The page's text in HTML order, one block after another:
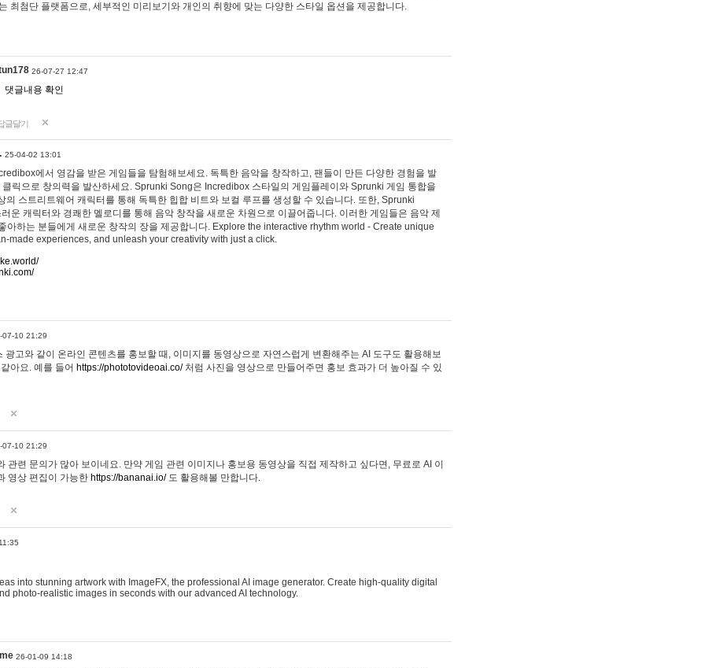
최첨단 플랫폼으로, 세부적인 미리보기와 개인의 취향에 맞는 다양한 스타일 옵션을 제공합니다.
26-07-27 12:47
댓글내용 확인
글달기
25-04-02 13:01
에서 영감을 받은 게임들을 탐험해보세요. 독특한 음악을 창작하고, 팬들이 만든 다양한 경험을 발
클릭으로 창의력을 발산하세요. Sprunki Song은 Incredibox 스타일의 게임플레이와 Sprunki 게임 통합을
의 스트리트웨어 캐릭터를 통해 독특한 힙합 비트와 보컬 루프를 생성할 수 있습니다. 또한, Sprunki
운 캐릭터와 경쾌한 멜로디를 통해 음악 창작을 새로운 차원으로 이끌어줍니다. 이러한 게임들은 음악 제
아하는 분들에게 새로운 창작의 장을 제공합니다. Explore the interactive rhythm world - Create unique
made experiences, and unleash your creativity with just a click.
07-10 21:29
광고와 같이 온라인 콘텐츠를 홍보할 때, 이미지를 동영상으로 자연스럽게 변환해주는 AI 도구도 활용해보
아요. 예를 들어 https://phototovideoai.co/처럼 사진을 영상으로 만들어주면 홍보 효과가 더 높아질 수 있
07-10 21:29
관련 문의가 많아 보이네요. 만약 게임 관련 이미지나 홍보용 동영상을 직접 제작하고 싶다면, 무료로 AI 이
영상 편집이 가능한 https://bananai.io/도 활용해볼 만합니다.
into stunning artwork with ImageFX, the professional AI image generator. Create high-quality digital
photo-realistic images in seconds with our advanced AI technology.
26-01-09 14:18